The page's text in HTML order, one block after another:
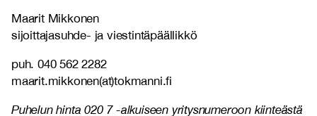
Maarit Mikkonen
sijoittajasuhde- ja viestintäpäällikkö
puh. 040 562 2282
maarit.mikkonen(at)tokmanni.fi
Puhelun hinta 020 7 -alkuiseen yritysnumeroon kiinteästä